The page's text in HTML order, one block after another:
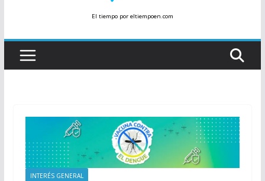
El tiempopor eltiempoen.com
INTERÉS GENERAL